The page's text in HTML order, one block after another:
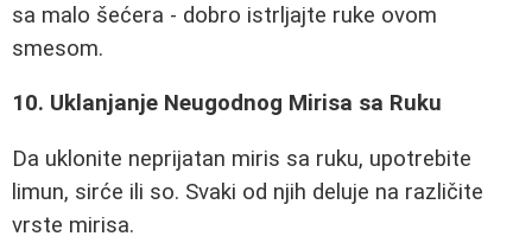
sa malo šećera - dobro istrljajte ruke ovom
smesom.
10. Uklanjanje Neugodnog Mirisa sa Ruku
Da uklonite neprijatan miris sa ruku, upotrebite
limun, sirće ili so. Svaki od njih deluje na različite
vrste mirisa.